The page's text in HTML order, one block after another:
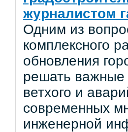
журналистом
Одним из
комплексного
обновления
решать важные
ветхого и
современных
инженерной